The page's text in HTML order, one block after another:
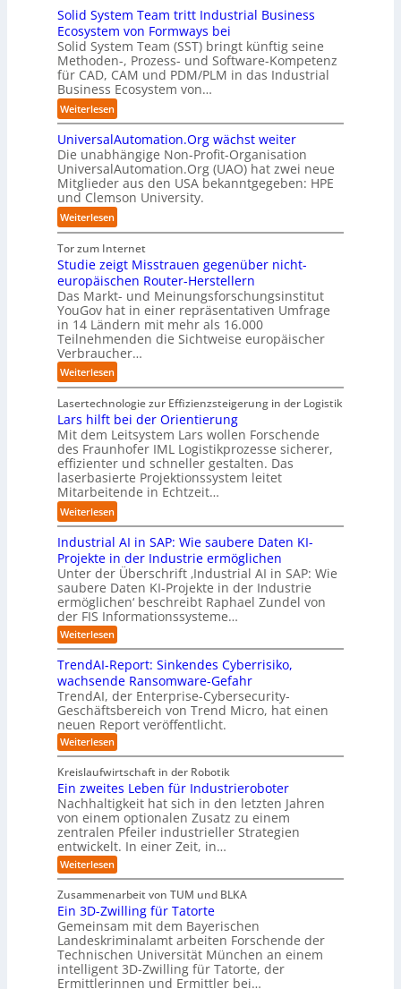
a
h
r
e
n
f
ü
r
d
e
n
G
i
g
a
c
t
o
r
y
-
A
u
b
a
u
u
m
C
o
-
C
E
O
e
c
h
e
n
z
e
n
t
r
e
n
i
n
D
e
u
t
s
c
h
l
a
n
d
:
T
r
e
f
f
p
u
k
t
f
ü
r
p
r
a
x
i
s
n
a
h
e
A
u
t
o
m
a
t
i
s
i
e
r
u
n
g
s
l
ö
s
u
n
g
e
n
b
:
D
i
s
r
u
p
t
b
l
i
c
k
t
f
d
i
e
Z
u
k
u
f
t
d
e
r
I
n
d
u
s
t
r
i
e
a
u
t
o
m
a
t
i
s
i
e
r
u
n
g
Solid System Team tritt Industrial Business
Ecosystem von Formways bei
Solid System Team (SST) bringt künftig seine
Methoden-, Prozess- und Software-Kompetenz
für CAD, CAM und PDM/PLM in das Industrial
Business Ecosystem von…
Weiterlesen:
S
o
l
i
d
S
s
t
e
m
T
e
a
m
t
r
i
t
I
n
d
u
s
t
r
a
l
u
s
i
n
s
s
E
c
o
s
y
s
t
e
m
o
n
F
o
r
m
w
a
y
UniversalAutomation.Org wächst weiter
Die unabhängige Non-Profit-Organisation
UniversalAutomation.Org (UAO) hat zwei neue
Mitglieder aus den USA bekanntgegeben: HPE
und Clemson University.
Weiterlesen:
U
n
i
v
e
r
s
a
l
u
o
a
t
i
o
n
.
O
r
g
w
ä
c
h
s
w
e
i
t
e
r
Tor zum Internet
Studie zeigt Misstrauen gegenüber nicht-
europäischen Router-Herstellern
Das Markt- und Meinungsforschungsinstitut
YouGov hat in einer repräsentativen Umfrage
in 14 Ländern mit mehr als 16.000
Teilnehmenden die Sichtweise europäischer
Verbraucher…
Weiterlesen:
S
t
u
d
i
e
z
e
g
t
M
i
s
s
t
r
a
u
e
n
g
e
g
e
n
b
e
n
i
c
-
e
u
r
o
Lasertechnologie zur Effizienzsteigerung in der Logistik
Lars hilft bei der Orientierung
Mit dem Leitsystem Lars wollen Forschende
des Fraunhofer IML Logistikprozesse sicherer,
effizienter und schneller gestalten. Das
laserbasierte Projektionssystem leitet
Mitarbeitende in Echtzeit…
Weiterlesen:
L
a
r
s
h
i
l
f
t
b
e
i
d
e
r
O
r
i
e
n
i
e
r
u
n
g
Industrial AI in SAP: Wie saubere Daten KI-
Projekte in der Industrie ermöglichen
Unter der Überschrift ‚Industrial AI in SAP: Wie
saubere Daten KI-Projekte in der Industrie
ermöglichen‘ beschreibt Raphael Zundel von
der FIS Informationssysteme…
Weiterlesen:
I
n
d
u
s
t
r
i
a
l
A
I
i
n
S
A
P
:
W
i
e
s
a
u
b
e
r
e
TrendAI-Report: Sinkendes Cyberrisiko,
wachsende Ransomware-Gefahr
TrendAI, der Enterprise-Cybersecurity-
Geschäftsbereich von Trend Micro, hat einen
neuen Report veröffentlicht.
Weiterlesen:
T
r
e
n
d
A
-
R
e
p
o
t
:
S
i
n
k
Kreislaufwirtschaft in der Robotik
Ein zweites Leben für Industrieroboter
Nachhaltigkeit hat sich in den letzten Jahren
von einem optionalen Zusatz zu einem
zentralen Pfeiler industrieller Strategien
entwickelt. In einer Zeit, in…
Weiterlesen:
E
n
z
w
e
i
t
e
Zusammenarbeit von TUM und BLKA
Ein 3D-Zwilling für Tatorte
Gemeinsam mit dem Bayerischen
Landeskriminalamt arbeiten Forschende der
Technischen Universität München an einem
intelligent 3D-Zwilling für Tatorte, der
Ermittlerinnen und Ermittler bei…